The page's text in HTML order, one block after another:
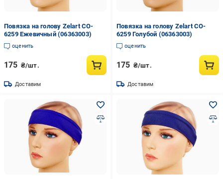
Повязка на голову Zelart CO-
6259 Ежевичный (06363003)
оценить
175 ₴/шт.
Доставим
Повязка на голову Zelart CO-
6259 Голубой (06363003)
оценить
175 ₴/шт.
Доставим